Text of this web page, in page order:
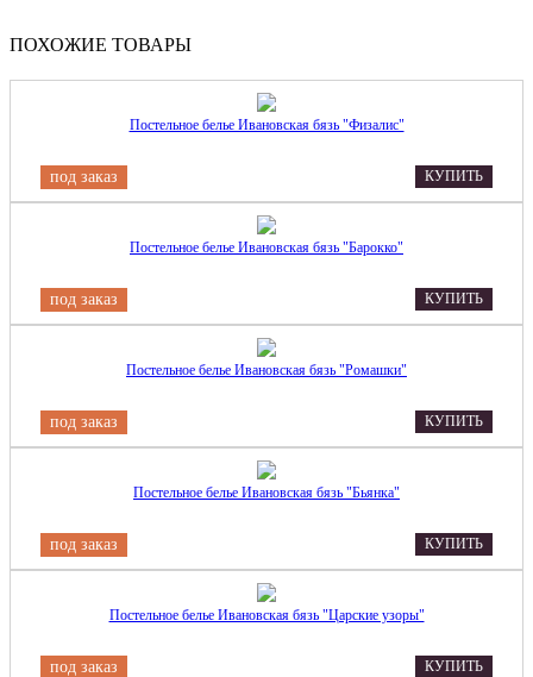
ПОХОЖИЕ ТОВАРЫ
Постельное белье Ивановская бязь "Физалис"
под заказ КУПИТЬ
Постельное белье Ивановская бязь "Барокко"
под заказ КУПИТЬ
Постельное белье Ивановская бязь "Ромашки"
под заказ КУПИТЬ
Постельное белье Ивановская бязь "Бьянка"
под заказ КУПИТЬ
Постельное белье Ивановская бязь "Царские узоры"
под заказ КУПИТЬ